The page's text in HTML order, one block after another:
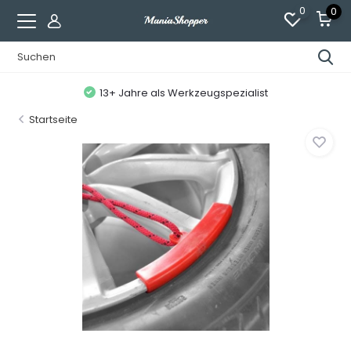
0 0
13+ Jahre als Werkzeugspezialist
Startseite